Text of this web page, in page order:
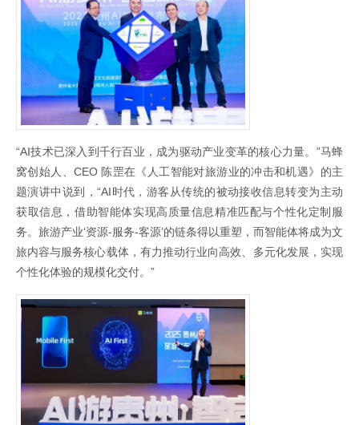
“AI技术已深入到千行百业，成为驱动产业变革的核心力量。”马蜂
窝创始人、CEO 陈罡在《人工智能对旅游业的冲击和机遇》的主
题演讲中说到，“AI时代，游客从传统的被动接收信息转变为主动
获取信息，借助智能体实现高质量信息精准匹配与个性化定制服
务。旅游产业‘资源-服务-客源’的链条得以重塑，而智能体将成为文
旅内容与服务核心载体，有力推动行业向高效、多元化发展，实现
个性化体验的规模化交付。”